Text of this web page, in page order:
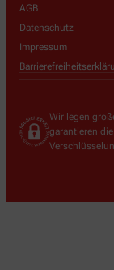
AGB
Datenschutz
Impressum
Wir legen
garantieren